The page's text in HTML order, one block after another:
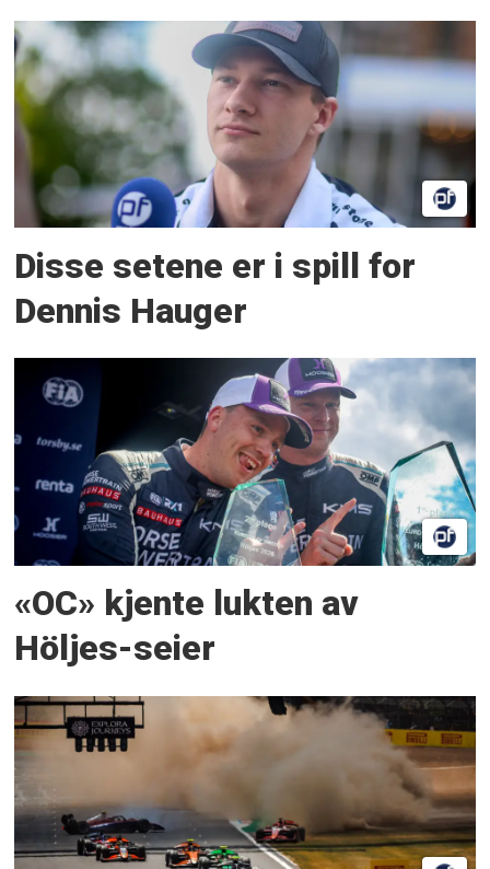
Disse setene er i spill for
Dennis Hauger
«OC» kjente lukten av
Höljes-seier